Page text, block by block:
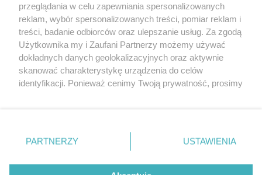
Zapewne nie ujdzie uwadze moich wiernych
Czytelników, że listopad już od wielu lat
bywa miesiącem, w...
Copyright © 2022 Kurier Szczeciński sp. z o.o.
Wszelkie prawa zastrzeżone
Nota wydawnicza Nota prawna
przeglądania w celu zapewniania spersonalizowanych
reklam, wybór spersonalizowanych treści, pomiar reklam i
treści, badanie odbiorców oraz ulepszanie usług. Za zgodą
Użytkownika my i Zaufani Partnerzy możemy używać
dokładnych danych geolokalizacyjnych oraz aktywnie
skanować charakterystykę urządzenia do celów
identyfikacji. Ponieważ cenimy Twoją prywatność, prosimy
prywatności znajdujący się w lewym dolnym rogu strony
. Niektóre rodzaje przetwarzania danych nie wymagają
takiemu przetwarzaniu. Preferencje będą miały
PARTNERZY USTAWIENIA